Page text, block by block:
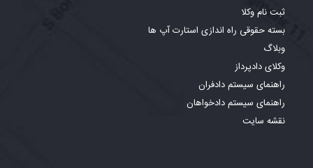
ثبت نام وکلا
بسته حقوقی راه اندازی استارت آپ ها
وبلاگ
وکلای دادپرداز
راهنمای سیستم دادفران
راهنمای سیستم دادخواهان
نقشه سایت